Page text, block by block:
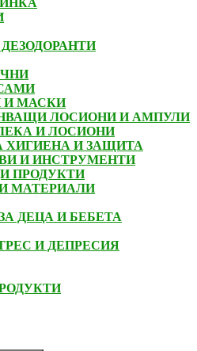
И МАСКИ
ЛОСИОНИ И АМПУЛИ
И ЛОСИОНИ
ХИГИЕНА И ЗАЩИТА
И ИНСТРУМЕНТИ
ПРОДУКТИ
МАТЕРИАЛИ
ДЕЦА И БЕБЕТА
И ДЕПРЕСИЯ